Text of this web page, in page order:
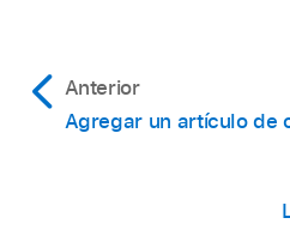
Anterior
Agregar un artículo de